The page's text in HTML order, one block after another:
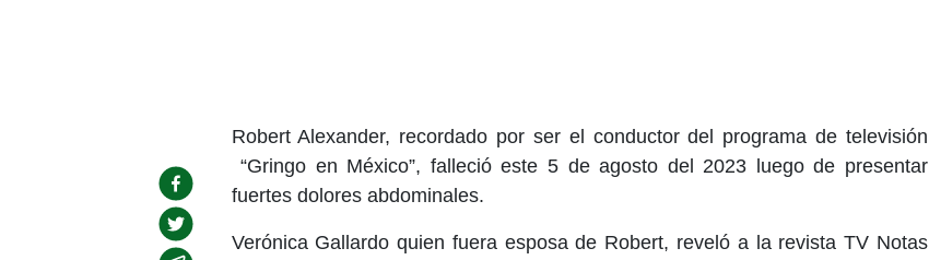
Robert Alexander, recordado por ser el conductor del programa de televisión
“Gringo en México”, falleció este 5 de agosto del 2023 luego de presentar
fuertes dolores abdominales.
Verónica Gallardo quien fuera esposa de Robert, reveló a la revista TV Notas